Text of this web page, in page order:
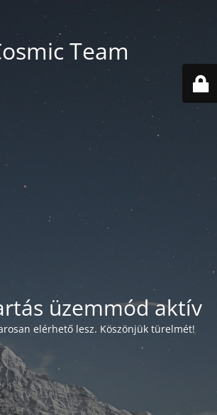
Team
üzemmód aktív
elérhető lesz. Köszönjük türelmét!